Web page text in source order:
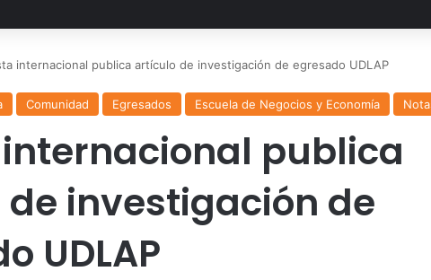
internacional publica artículo de investigación de egresado UDLAP
Comunidad Egresados Escuela de Negocios y Economía
publica
investigación de
UDLAP